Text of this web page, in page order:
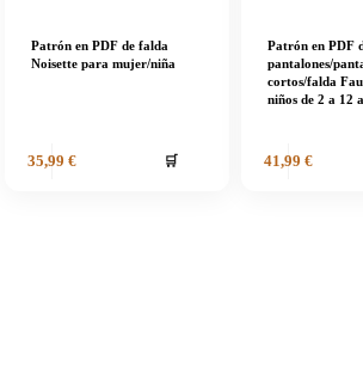
Patrón en PDF de falda
Noisette para mujer/niña
35,99 € 🛒
Patrón en PDF
pantalones/
cortos/falda
niños de 2 a 12
41,99 €